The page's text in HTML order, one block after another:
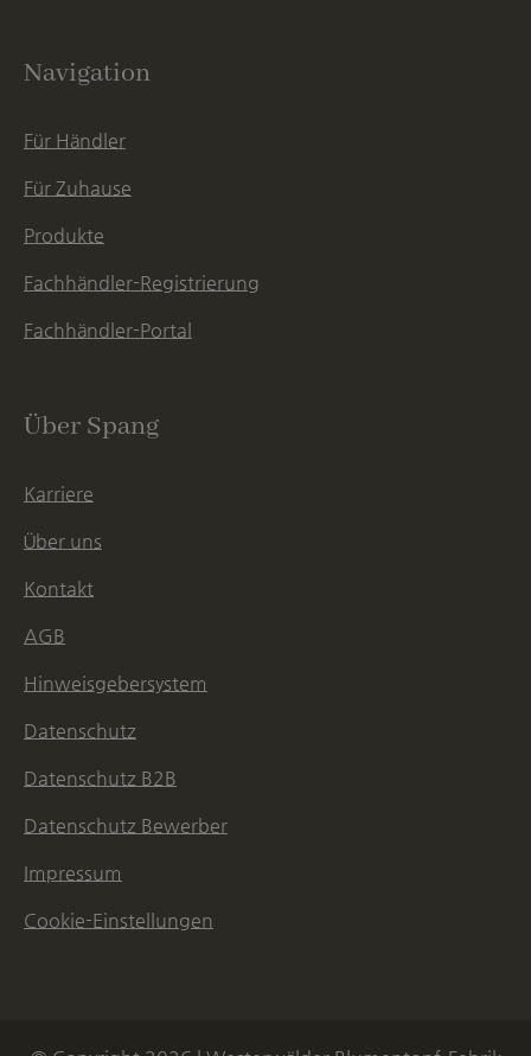
Navigation
Für Händler
Für Zuhause
Produkte
Fachhändler-Registrierung
Fachhändler-Portal
Über Spang
Karriere
Über uns
Kontakt
AGB
Hinweisgebersystem
Datenschutz
Datenschutz B2B
Datenschutz Bewerber
Impressum
Cookie-Einstellungen